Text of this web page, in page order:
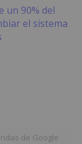
de Google